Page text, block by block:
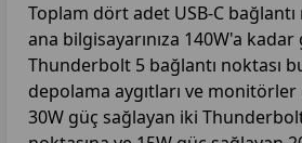
Toplam dört adet USB-C bağlantı
ana bilgisayarınıza 140W'a
Thunderbolt 5 bağlantı noktası
depolama aygıtları ve
30W güç sağlayan iki